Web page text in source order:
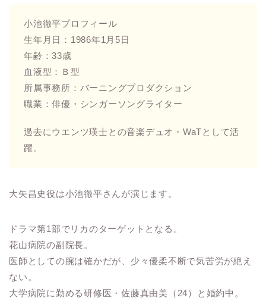
小池徹平プロフィール
生年月日：1986年1月5日
年齢：33歳
血液型：Ｂ型
所属事務所：バーニングプロダクション
職業：俳優・シンガーソングライター
過去にウエンツ瑛士との音楽デュオ・WaTとして活
躍。
大矢昌史役は小池徹平さんが演じます。
ドラマ第1部でリカのターゲットとなる。
花山病院の副院長。
医師としての腕は確かだが、少々優柔不断で気苦労が絶え
ない。
大学病院に勤める研修医・佐藤真由美（24）と婚約中。